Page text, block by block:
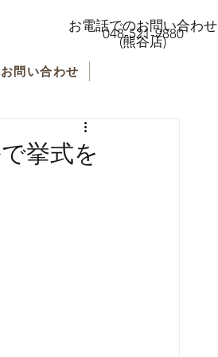
お問い合わせ
お電話でのお問い合わせ
048-521-9880
(熊谷店)
挙式を